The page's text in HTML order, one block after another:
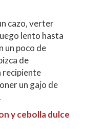
cazo, verter
lento hasta
un poco de
de
recipiente
un gajo de
y cebolla dulce